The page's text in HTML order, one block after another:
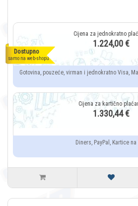
Dostupno
samo na web-shopu
1.224,00 €
Gotovina, pouzeće, virman i jednokratno Visa,
1.330,44 €
Diners, PayPal, Kartice na